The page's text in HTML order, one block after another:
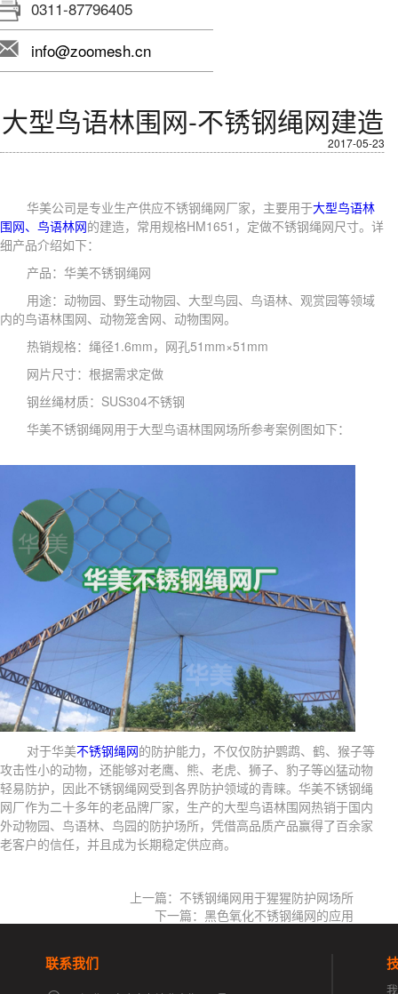
0311-87796405
info@zoomesh.cn
大型鸟语林围网-不锈钢绳网建造
2017-05-23
华美公司是专业生产供应不锈钢绳网厂家，主要用于大型鸟语林
围网、鸟语林网的建造，常用规格HM1651，定做不锈钢绳网尺寸。详
细产品介绍如下：
产品：华美不锈钢绳网
用途：动物园、野生动物园、大型鸟园、鸟语林、观赏园等领域
内的鸟语林围网、动物笼舍网、动物围网。
热销规格：绳径1.6mm，网孔51mm×51mm
网片尺寸：根据需求定做
钢丝绳材质：SUS304不锈钢
华美不锈钢绳网用于大型鸟语林围网场所参考案例图如下：
对于华美不锈钢绳网的防护能力，不仅仅防护鹦鹉、鹤、猴子等
攻击性小的动物，还能够对老鹰、熊、老虎、狮子、豹子等凶猛动物
轻易防护，因此不锈钢绳网受到各界防护领域的青睐。华美不锈钢绳
网厂作为二十多年的老品牌厂家，生产的大型鸟语林围网热销于国内
外动物园、鸟语林、鸟园的防护场所，凭借高品质产品赢得了百余家
老客户的信任，并且成为长期稳定供应商。
上一篇：不锈钢绳网用于猩猩防护网场所
下一篇：黑色氧化不锈钢绳网的应用
联系我们